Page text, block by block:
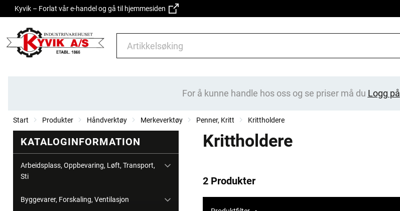
Kyvik – Forlat vår e-handel og gå til hjemmesiden
For å kunne handle hos oss og se priser må du Logg på
Start Produkter Håndverktøy Merkeverktøy Penner, Kritt Krittholdere
KATALOGINFORMATION
Arbeidsplass, Oppbevaring, Løft, Transport,
Sti
Byggevarer, Forskaling, Ventilasjon
Krittholdere
2 Produkter